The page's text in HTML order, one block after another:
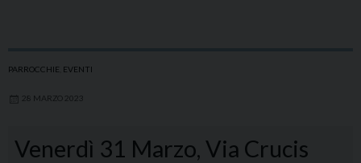
PARROCCHIE EVENTI
28 MARZO 2023
Venerdì 31 Marzo, Via Crucis